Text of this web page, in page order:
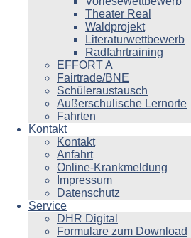
Theater Real
Waldprojekt
Literaturwettbewerb
Radfahrtraining
EFFORT A
Fairtrade/BNE
Schüleraustausch
Außerschulische Lernorte
Fahrten
Kontakt
Kontakt
Anfahrt
Online-Krankmeldung
Impressum
Datenschutz
Service
DHR Digital
Formulare zum Download